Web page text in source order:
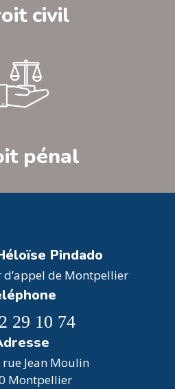
civil
pénal
Pindado
d’appel de Montpellier
29 10 74
rue Jean Moulin
Montpellier